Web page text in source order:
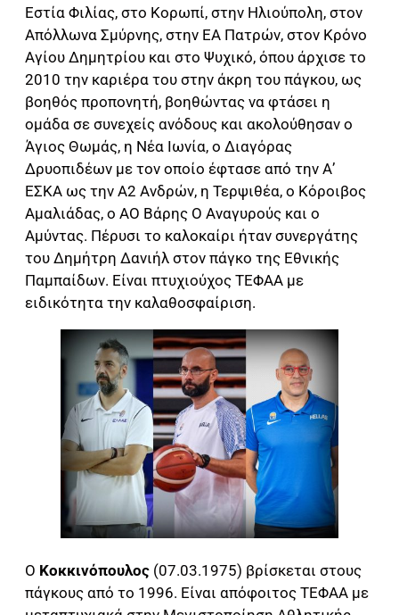
Εστία Φιλίας, στο Κορωπί, στην Ηλιούπολη, στον
Απόλλωνα Σμύρνης, στην ΕΑ Πατρών, στον Κρόνο
Αγίου Δημητρίου και στο Ψυχικό, όπου άρχισε το
2010 την καριέρα του στην άκρη του πάγκου, ως
βοηθός προπονητή, βοηθώντας να φτάσει η
ομάδα σε συνεχείς ανόδους και ακολούθησαν ο
Άγιος Θωμάς, η Νέα Ιωνία, ο Διαγόρας
Δρυοπιδέων με τον οποίο έφτασε από την Α’
ΕΣΚΑ ως την Α2 Ανδρών, η Τερψιθέα, ο Κόροιβος
Αμαλιάδας, ο ΑΟ Βάρης Ο Αναγυρούς και ο
Αμύντας. Πέρυσι το καλοκαίρι ήταν συνεργάτης
του Δημήτρη Δανιήλ στον πάγκο της Εθνικής
Παμπαίδων. Είναι πτυχιούχος ΤΕΦΑΑ με
ειδικότητα την καλαθοσφαίριση.
Ο Κοκκινόπουλος (07.03.1975) βρίσκεται στους
πάγκους από το 1996. Είναι απόφοιτος ΤΕΦΑΑ με